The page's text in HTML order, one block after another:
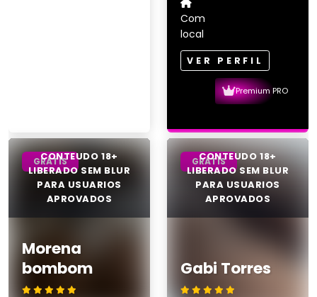
Com
local
VER PERFIL
Premium PRO
Morena
bombom
GRÁTIS
Gabi Torres
GRÁTIS